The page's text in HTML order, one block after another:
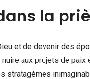
la
et de devenir des
aux projets de paix
stratagèmes